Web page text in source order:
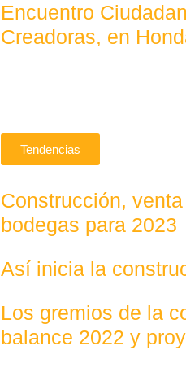
Encuentro
Creadoras, en
Tendencias
Construcción,
bodegas para 2023
Así inicia la
Los gremios de la
balance 2022 y